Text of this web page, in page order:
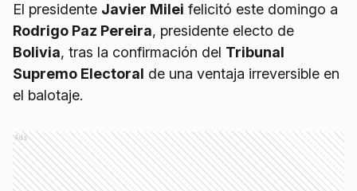
El presidente Javier Milei felicitó este domingo a
Rodrigo Paz Pereira, presidente electo de
Bolivia, tras la confirmación del Tribunal
Supremo Electoral de una ventaja irreversible en
el balotaje.
Ads